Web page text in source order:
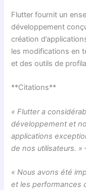
Flutter fournit un
développement
création
les modifications en
et des outils de
**Citations**
« Flutter a
développement et
applications
de nos utilisateurs. »
« Nous avons été
et les performances